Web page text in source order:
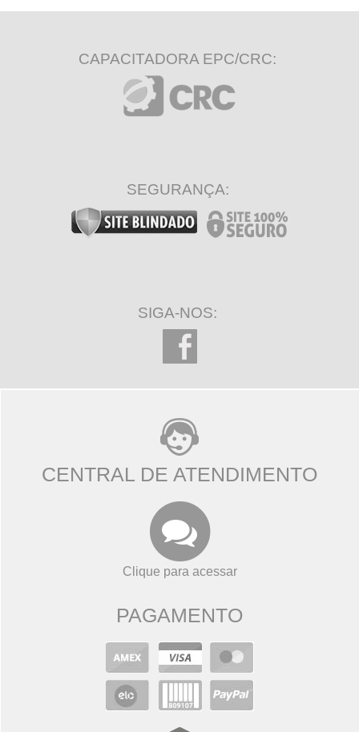
CAPACITADORA EPC/CRC:
SEGURANÇA:
SIGA-NOS:
CENTRAL DE ATENDIMENTO
Clique para acessar
PAGAMENTO